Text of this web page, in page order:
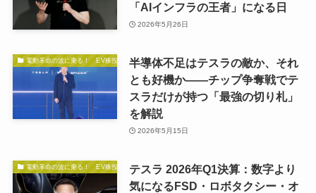
「AIインフラの王者」になる日
2026年5月26日
電動革命の波に乗る！ EV株投資の秘訣半導体不足はテスラの敵か、それ
とも好機か——チップ争奪戦でテ
スラだけが持つ「最強の切り札」
を解説
2026年5月15日
電動革命の波に乗る！ EV株投資の秘訣テスラ 2026年Q1決算：数字より
気になるFSD・ロボタクシー・オ